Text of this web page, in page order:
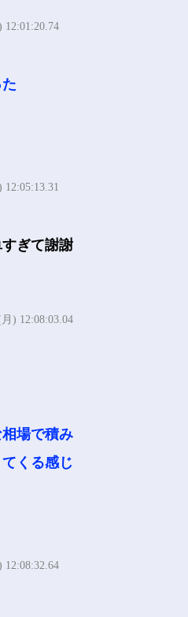
12:01:20.74
12:05:13.31
ぎて謝謝
) 12:08:03.04
場で積み
くる感じ
12:08:32.64